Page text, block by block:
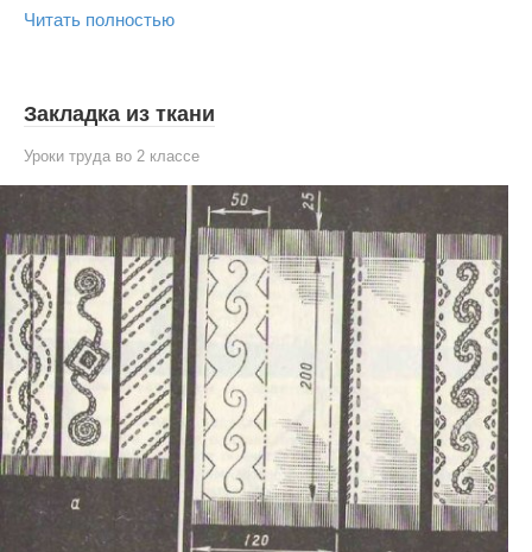
Читать полностью
Закладка из ткани
Уроки труда во 2 классе